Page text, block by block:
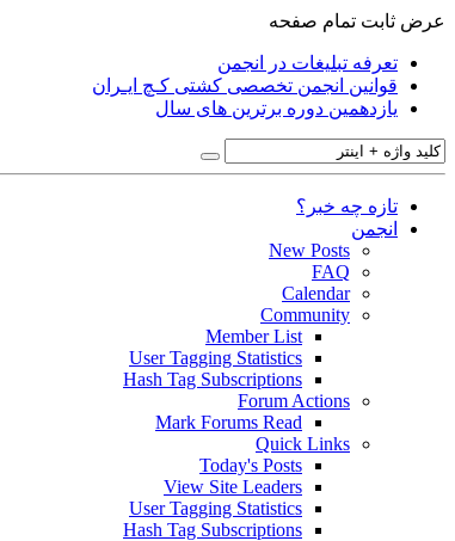
عرض ثابت تمام صفحه
تعرفه تبلیغات در انجمن
قوانین انجمن تخصصی کشتی کـچ ایـران
یازدهمین دوره برترین های سال
تازه چه خبر؟
انجمن
New Posts
FAQ
Calendar
Community
Member List
User Tagging Statistics
Hash Tag Subscriptions
Forum Actions
Mark Forums Read
Quick Links
Today's Posts
View Site Leaders
User Tagging Statistics
Hash Tag Subscriptions